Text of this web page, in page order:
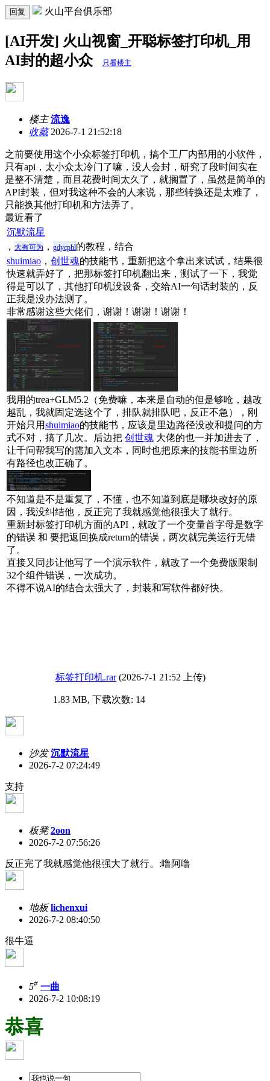
回复 火山平台俱乐部
[AI开发] 火山视窗_开聪标签打印机_用
AI封的超小众
只看楼主
楼主 流逸
收藏2026-7-1 21:52:18
之前要使用这个小众标签打印机，搞个工厂内部用的小软件，
只有api，太小众太冷门了嘛，没人会封，研究了段时间实在
是整不清楚，而且花费时间太久了，就搁置了，虽然是简单的
API封装，但对我这种不会的人来说，那些转换还是太难了，
只能换其他打印机和方法弄了。
最近看了
沉默流星
， 大有可为 ， gdycphl的教程，结合
shuimiao ， 创世魂的技能书，重新把这个拿出来试试，结果很
快速就弄好了，把那标签打印机翻出来，测试了一下，我觉
得是可以了 ，其他打印机没设备，交给AI一句话封装的，反
正我是没办法测了。
非常感谢这些大佬们，谢谢！谢谢！谢谢！
我用的trea+GLM5.2（免费嘛，本来是自动的但是够呛，越改
越乱，我就固定选这个了，排队就排队吧，反正不急），刚
开始只用shuimiao的技能书，应该是里边路径没改和提问的方
式不对，搞了几次。后边把 创世魂 大佬的也一并加进去了，
让千问帮我写的需加入文本，同时也把原来的技能书里边所
有路径也改正确了。
不知道是不是重复了，不懂 ，也不知道到底是哪块改好的原
因，我没纠结他，反正完了我就感觉他很强大了就行。
重新封标签打印机方面的API，就改了一个变量首字母是数字
的错误 和 要把返回换成return的错误，两次就完美运行无错
了。
直接又同步让他写了一个演示软件，就改了一个免费版限制
32个组件错误，一次成功。
不得不说AI的结合太强大了，封装和写软件都好快。
标签打印机.rar (2026-7-1 21:52 上传)
1.83 MB, 下载次数: 14
沙发 沉默流星
2026-7-2 07:24:49
支持
板凳 2oon
2026-7-2 07:56:26
反正完了我就感觉他很强大了就行。:噜阿噜
地板 lichenxui
2026-7-2 08:40:50
很牛逼
5# 一曲
2026-7-2 10:08:19
恭喜